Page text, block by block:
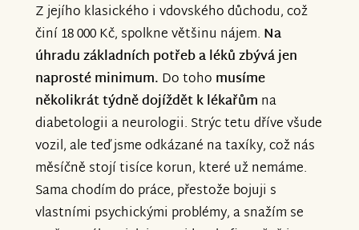
Z jejího klasického i vdovského důchodu, což
činí 18 000 Kč, spolkne většinu nájem. Na
úhradu základních potřeb a léků zbývá jen
naprosté minimum. Do toho musíme
několikrát týdně dojíždět k lékařům na
diabetologii a neurologii. Strýc tetu dříve všude
vozil, ale teď jsme odkázané na taxíky, což nás
měsíčně stojí tisíce korun, které už nemáme.
Sama chodím do práce, přestože bojuji s
vlastními psychickými problémy, a snažím se